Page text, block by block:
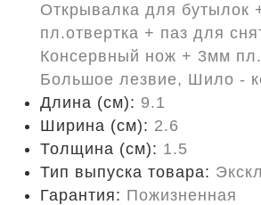
Открывалка для бутылок
пл.отвертка + паз для
Консервный нож + 3мм
Большое лезвие, Шило -
Длина (cм): 9.1
Ширина (см): 2.6
Толщина (см): 1.5
Тип выпуска товара:
Гарантия: Пожизненная